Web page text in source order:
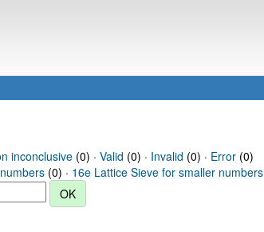
inconclusive(0) · Valid (0) · Invalid (0) · Error(0)
(0) · 16e Lattice Sieve for smaller numbers